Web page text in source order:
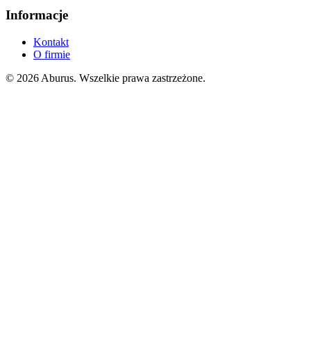
Informacje
Kontakt
O firmie
© 2026 Aburus. Wszelkie prawa zastrzeżone.